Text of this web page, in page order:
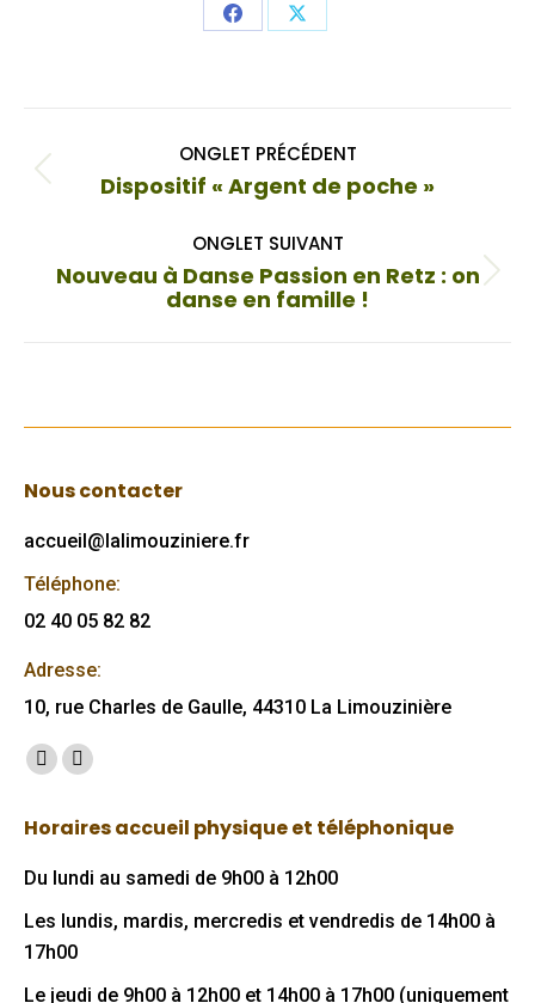
Share Share
de
ONGLET PRÉCÉDENT
Onglet
Dispositif « Argent de poche »
ONGLET SUIVANT
Onglet
suivant
Nouveau à Danse Passion en Retz : on
danse en famille !
Nous contacter
accueil@lalimouziniere.fr
Téléphone:
02 40 05 82 82
Adresse:
10, rue Charles de Gaulle, 44310 La Limouzinière
Trouvez nous sur :
Facebook
opens
in
window
Mail
opens
in
window
Horaires accueil physique et téléphonique
Du lundi au samedi de 9h00 à 12h00
Les lundis, mardis, mercredis et vendredis de 14h00 à
17h00
Le jeudi de 9h00 à 12h00 et 14h00 à 17h00 (uniquement